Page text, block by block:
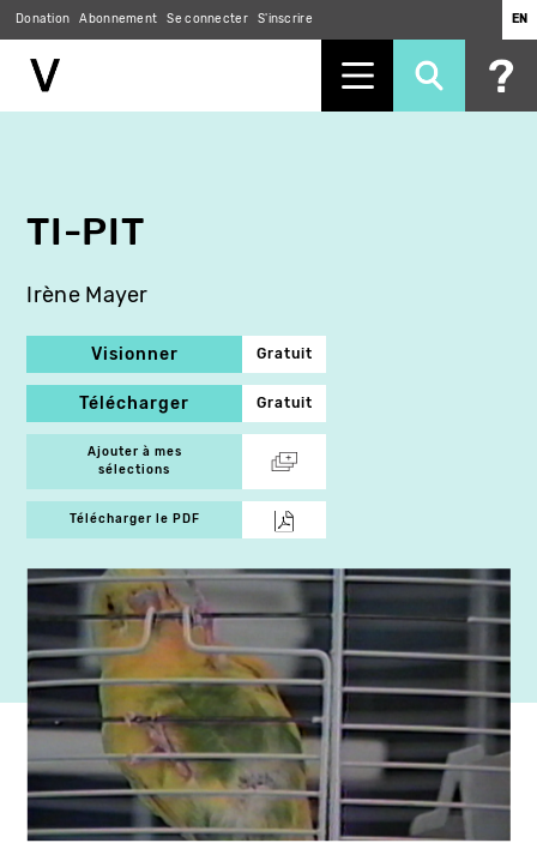
Donation Abonnement Se connecter S'inscrire EN
TI-PIT
Irène Mayer
Visionner Gratuit
Télécharger Gratuit
Ajouter à mes
sélections
Télécharger le PDF